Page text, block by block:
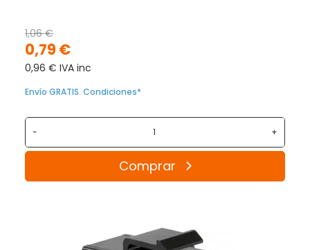
0,79 €
1,06 €
0,96 € IVA inc
Envío GRATIS. Condiciones*
- +
Comprar